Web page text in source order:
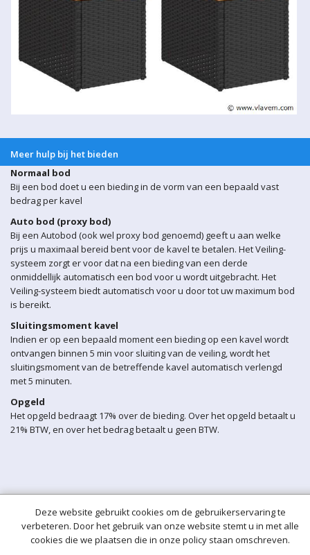
Meer hulp bij het bieden
Normaal bod
Bij een bod doet u een bieding in de vorm van een bepaald vast
bedrag per kavel
Auto bod (proxy bod)
Bij een Autobod (ook wel proxy bod genoemd) geeft u aan welke
prijs u maximaal bereid bent voor de kavel te betalen. Het Veiling-
systeem zorgt er voor dat na een bieding van een derde
onmiddellijk automatisch een bod voor u wordt uitgebracht. Het
Veiling-systeem biedt automatisch voor u door tot uw maximum bod
is bereikt.
Sluitingsmoment kavel
Indien er op een bepaald moment een bieding op een kavel wordt
ontvangen binnen 5 min voor sluiting van de veiling, wordt het
sluitingsmoment van de betreffende kavel automatisch verlengd
met 5 minuten.
Opgeld
Het opgeld bedraagt 17% over de bieding. Over het opgeld betaalt u
21% BTW, en over het bedrag betaalt u geen BTW.
Deze website gebruikt cookies om de gebruikerservaring te
verbeteren. Door het gebruik van onze website stemt u in met alle
cookies die we plaatsen die in onze policy staan omschreven.